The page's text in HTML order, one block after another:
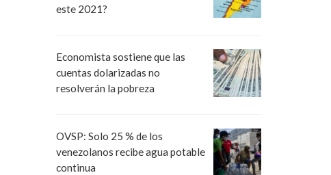
este 2021?
Economista sostiene que las
cuentas dolarizadas no
resolverán la pobreza
OVSP: Solo 25 % de los
venezolanos recibe agua potable
continua